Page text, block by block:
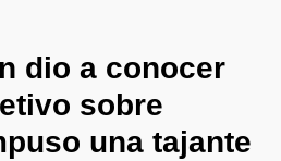
dio a conocer
sobre
una tajante